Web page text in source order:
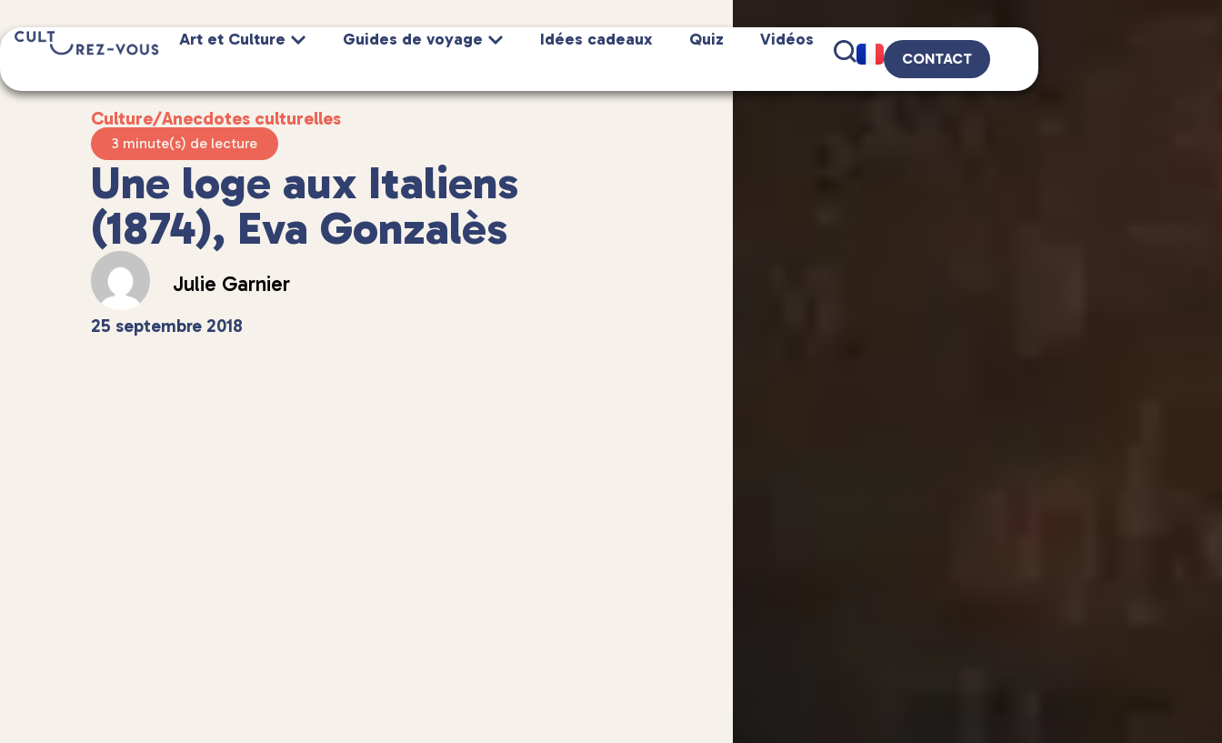
Art et Culture Guides de voyage Idées cadeaux Quiz Vidéos
CONTACT
Culture/Anecdotes culturelles
3 minute(s) de lecture
Une loge aux Italiens
(1874), Eva Gonzalès
Julie Garnier
25 septembre 2018